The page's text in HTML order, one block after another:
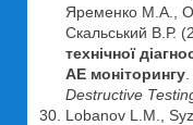
Яременко М.А.,
Скальський В.Р.
технічної
АЕ моніторингу
Destructive
Lobanov L.M.,